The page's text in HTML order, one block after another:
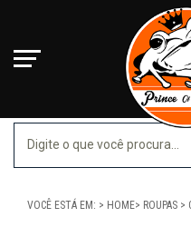
VOCÊ ESTÁ EM: HOME ROUPAS